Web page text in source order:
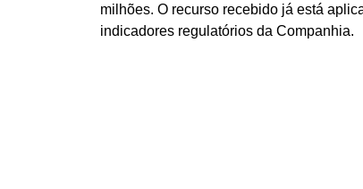
milhões. O recurso recebido já está
indicadores regulatórios da Companhia.